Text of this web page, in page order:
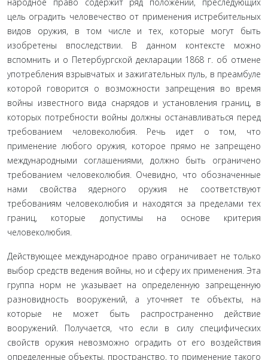
цель оградить человечество от применения истреби­тельных
видов оружия, в том числе и тех, которые могут быть
изобретены впоследствии. В данном контексте мож­но
вспомнить и о Петербургской декларации 1868 г. об отмене
употребления взрывчатых и зажигательных пуль, в преамбуле
которой говорится о возможности запре­щения во время
войны известного вида снарядов и уста­новления границ, в
которых потребности войны долж­ны останавливаться перед
требованием человеколюбия. Речь идет о том, что
применение любого оружия, которое прямо не запрещено
международными соглашениями, должно быть ограничено
требованием человеколюбия. Очевидно, что обозначенные
нами свойства ядерного ору­жия не соответствуют
требованиям человеколюбия и на­ходятся за пределами тех
границ, которые допустимы на основе критерия
человеколюбия.
Действующее международное право ограничивает не только
выбор средств ведения войны, но и сферу их при­менения. Эта
группа норм не указывает на определенную запрещенную
разновидность вооружений, а уточняет те объекты, на
которые не может быть распространенно действие
вооружений. Получается, что если в силу спец­ифических
свойств оружия невозможно оградить от его воздействия
определенные объекты, пространство, то применение такого